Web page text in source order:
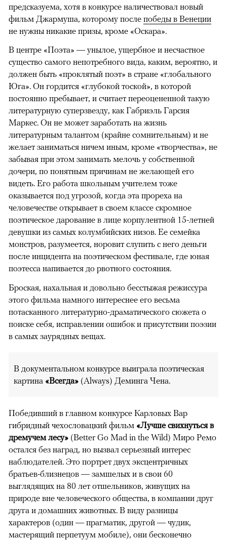
предсказуема, хотя в конкурсе наличествовал новый
фильм Джармуша, которому после победы в Венеции
не нужны никакие призы, кроме «Оскара».
В центре «Поэта» — унылое, ущербное и несчастное
существо самого непотребного вида, каким, вероятно, и
должен быть «проклятый поэт» в стране «глобального
Юга». Он гордится «глубокой тоской», в которой
постоянно пребывает, и считает переоцененной такую
литературную суперзвезду, как Габриэль Гарсия
Маркес. Он не может заработать на жизнь
литературным талантом (крайне сомнительным) и не
желает заниматься ничем иным, кроме «творчества», не
забывая при этом занимать мелочь у собственной
дочери, по понятным причинам не желающей его
видеть. Его работа школьным учителем тоже
оказывается под угрозой, когда эта прореха на
человечестве открывает в своем классе скромное
поэтическое дарование в лице корпулентной 15-летней
девушки из самых колумбийских низов. Ее семейка
монстров, разумеется, норовит слупить с него деньги
после инцидента на поэтическом фестивале, где юная
поэтесса напивается до рвотного состояния.
Броская, нахальная и довольно бесстыжая режиссура
этого фильма намного интереснее его весьма
потасканного литературно-драматического сюжета о
поиске себя, исправлении ошибок и присутствии поэзии
в самых заурядных вещах.
В документальном конкурсе выиграла поэтическая
картина «Всегда» (Always) Деминга Чена.
Победивший в главном конкурсе Карловых Вар
гибридный чехословацкий фильм «Лучше свихнуться в
дремучем лесу» (Better Go Mad in the Wild) Миро Ремо
остался без наград, но вызвал серьезный интерес
наблюдателей. Это портрет двух эксцентричных
братьев-близнецов — замшелых и в свои 60
выглядящих на 80 лет отшельников, живущих на
природе вне человеческого общества, в компании друг
друга и домашних животных. В виду разницы
характеров (один — прагматик, другой — чудик,
мастерящий перпетуум мобиле), они бесконечно